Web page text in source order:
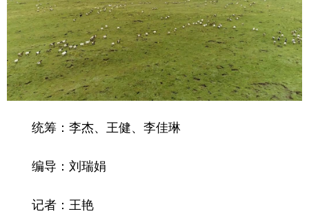
统筹：李杰、王健、李佳琳
编导：刘瑞娟
记者：王艳